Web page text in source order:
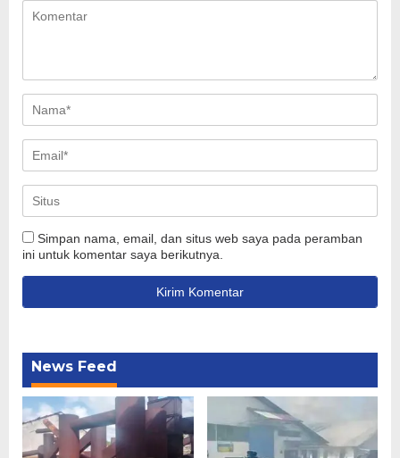
Simpan nama, email, dan situs web saya pada peramban
ini untuk komentar saya berikutnya.
News Feed